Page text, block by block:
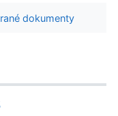
dokumenty